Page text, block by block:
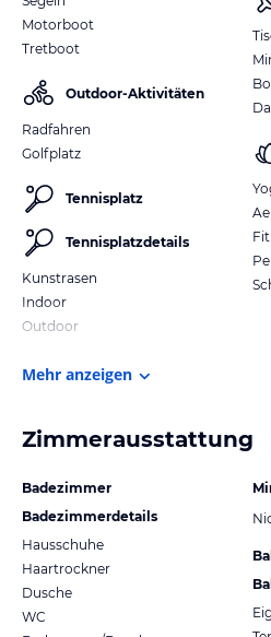
Motorboot
Tretboot
Outdoor-Aktivitäten
Radfahren
Golfplatz
Tennisplatz
Tennisplatzdetails
Kunstrasen
Indoor
Outdoor
Mehr anzeigen
Zimmerausstattung
Badezimmer
Badezimmerdetails
Hausschuhe
Haartrockner
Dusche
WC